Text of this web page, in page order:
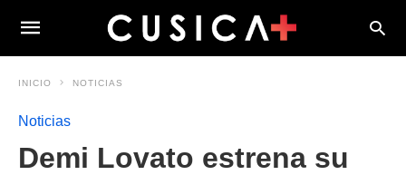
INICIO NOTICIAS
Noticias
Demi Lovato estrena su